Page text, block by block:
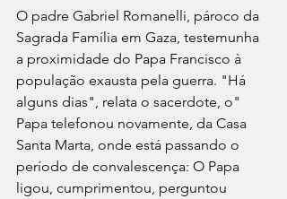
O padre Gabriel Romanelli, pároco da
Sagrada Família em Gaza, testemunha
a proximidade do Papa Francisco à
população exausta pela guerra. "Há
alguns dias", relata o sacerdote, o"
Papa telefonou novamente, da Casa
Santa Marta, onde está passando o
período de convalescença: O Papa
ligou, cumprimentou, perguntou